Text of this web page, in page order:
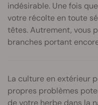
indésirable. Une fois
votre récolte en toute
têtes. Autrement, vous
branches portant
La culture en extérieur
propres problèmes
de votre herbe dans la